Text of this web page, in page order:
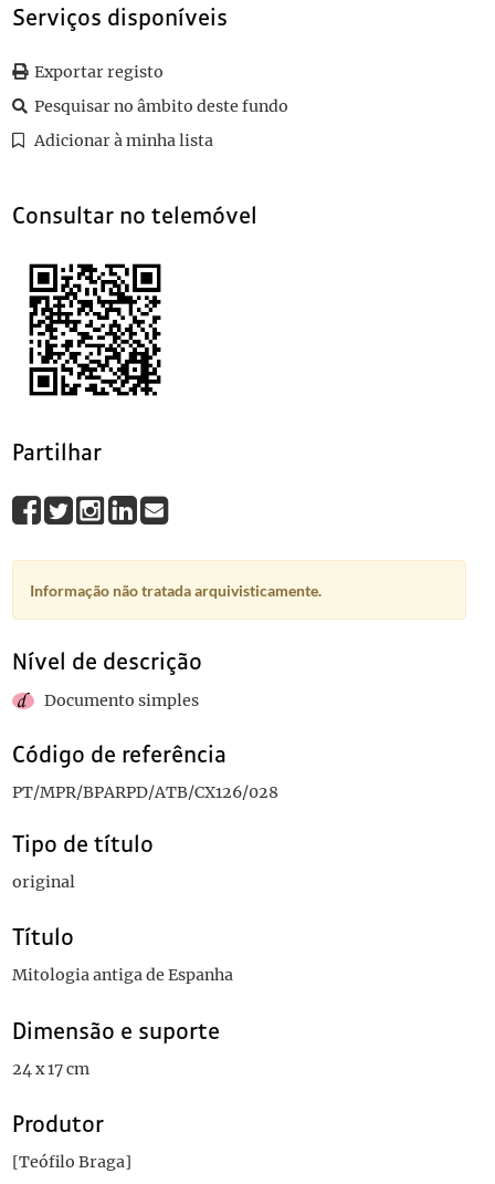
A pátria portuguesa
031
Carta de Luís de Magalhães para Teófilo Braga
064 Ofício de Consiglieri Pedroso para Teófilo Braga
Serviços disponíveis
Exportar registo
Pesquisar no âmbito deste fundo
Adicionar à minha lista
Consultar no telemóvel
Partilhar
Informação não tratada arquivisticamente.
Nível de descrição
Documento simples
Código de referência
PT/MPR/BPARPD/ATB/CX126/028
Tipo de título
original
Título
Mitologia antiga de Espanha
Dimensão e suporte
24 x 17 cm
Produtor
[Teófilo Braga]